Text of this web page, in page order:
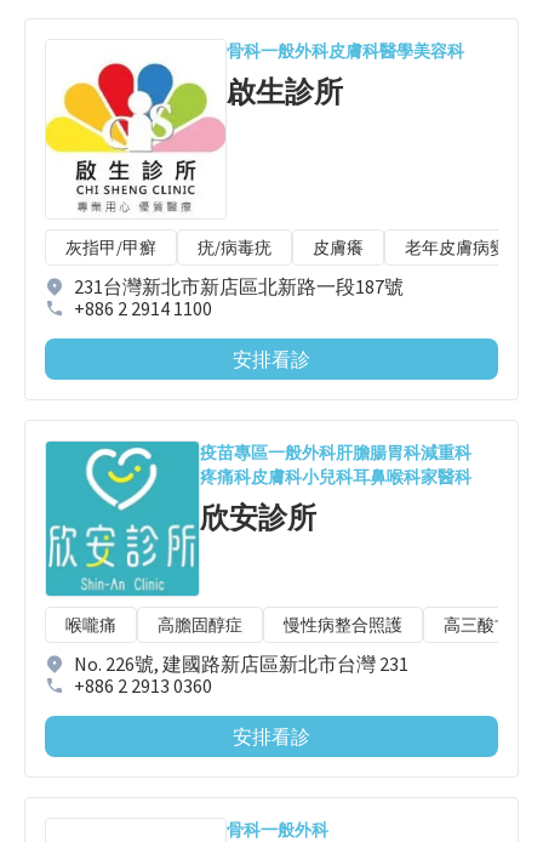
骨科一般外科皮膚科醫學美容科
啟生診所
灰指甲/甲癬 疣/病毒疣 皮膚癢 老年皮膚病變
231台灣新北市新店區北新路一段187號
+886 2 2914 1100
安排看診
疫苗專區一般外科肝膽腸胃科減重科
疼痛科皮膚科小兒科耳鼻喉科家醫科
欣安診所
喉嚨痛 高膽固醇症 慢性病整合照護 高三酸甘油
No. 226號, 建國路新店區新北市台灣 231
+886 2 2913 0360
安排看診
骨科一般外科